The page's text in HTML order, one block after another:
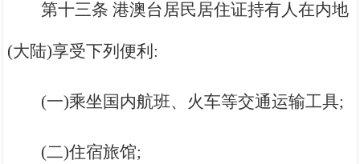
第十三条 港澳台居民居住证持有人在内地
(大陆)享受下列便利:
(一)乘坐国内航班、火车等交通运输工具;
(二)住宿旅馆;